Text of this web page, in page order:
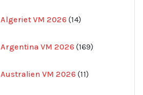
Algeriet VM 2026 14
produkter
Argentina VM 2026 169
produkter
Australien VM 2026 11
produkter